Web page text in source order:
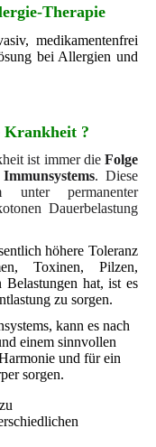
Therapie
medikamentenfrei
bei Allergien und
Krankheit ?
ist immer die Folge
. Diese
unter permanenter
Dauerbelastung
höhere Toleranz
Toxinen, Pilzen,
Belastungen hat, ist es
zu sorgen.
kann es nach
einem sinnvollen
und für ein
sorgen.